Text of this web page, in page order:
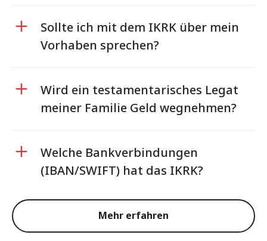
Sollte ich mit dem IKRK über mein
Vorhaben sprechen?
Wird ein testamentarisches Legat
meiner Familie Geld wegnehmen?
Welche Bankverbindungen
(IBAN/SWIFT) hat das IKRK?
Mehr erfahren